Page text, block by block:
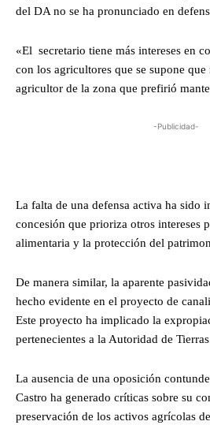
del DA no se ha pronunciado en
«El secretario tiene más intereses en
con los agricultores que se supone
agricultor de la zona que prefirió
-Publicidad-
La falta de una defensa activa ha sido
concesión que prioriza otros intereses
alimentaria y la protección del
De manera similar, la aparente
hecho evidente en el proyecto de
Este proyecto ha implicado la
pertenecientes a la Autoridad de
La ausencia de una oposición
Castro ha generado críticas sobre su
preservación de los activos agrícolas